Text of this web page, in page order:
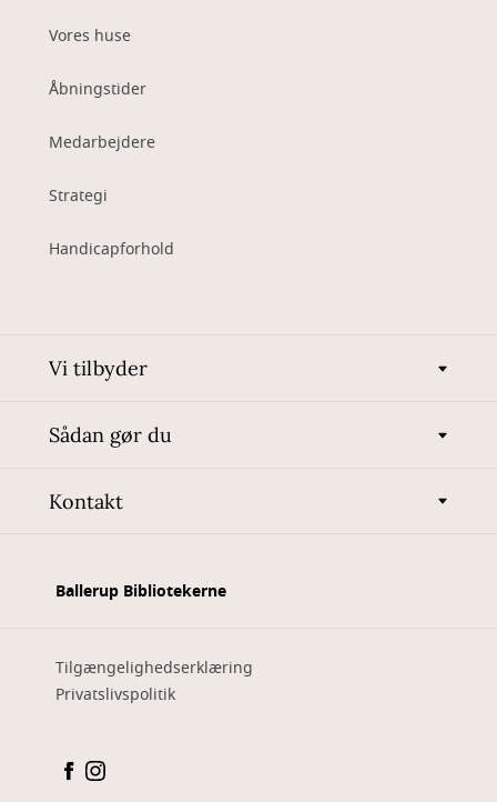
Vores huse
Åbningstider
Medarbejdere
Strategi
Handicapforhold
Vi tilbyder
Sådan gør du
Kontakt
Ballerup Bibliotekerne
Tilgængelighedserklæring
Privatslivspolitik